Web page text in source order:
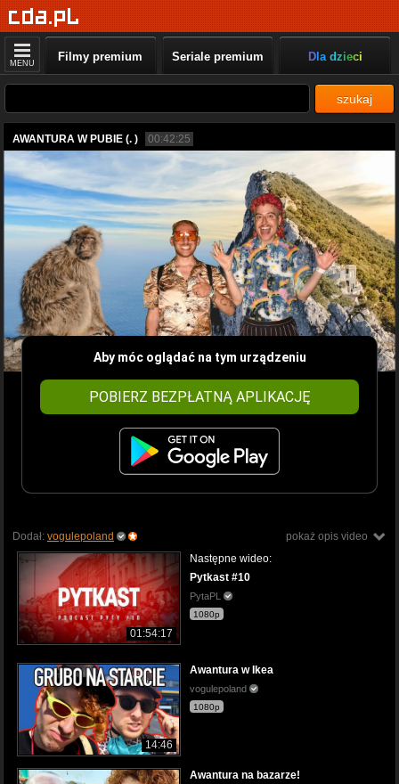
MENU Filmy premium Seriale premium Dla dzieci
szukaj
AWANTURA W PUBIE (. ) 00:42:25
Aby móc oglądać na tym urządzeniu
POBIERZ BEZPŁATNĄ APLIKACJĘ
pokaż opis video
Dodał: vogulepoland
01:54:17
Następne wideo:
Pytkast #10
PytaPL
1080p
14:46
Awantura w Ikea
vogulepoland
1080p
Awantura na bazarze!